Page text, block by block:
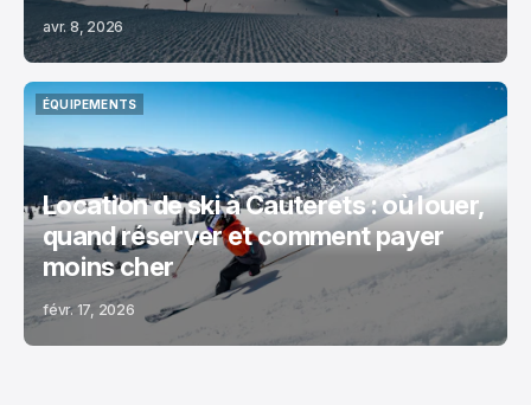
avr. 8, 2026
ÉQUIPEMENTS
Location de ski à Cauterets : où louer,
quand réserver et comment payer
moins cher
févr. 17, 2026